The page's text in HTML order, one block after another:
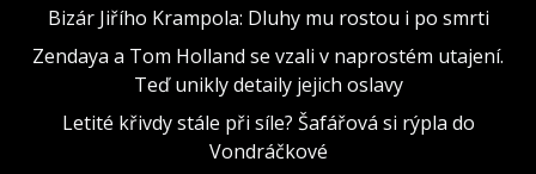
Bizár Jiřího Krampola: Dluhy mu rostou i po smrti
Zendaya a Tom Holland se vzali v naprostém utajení.
Teď unikly detaily jejich oslavy
Letité křivdy stále při síle? Šafářová si rýpla do
Vondráčkové